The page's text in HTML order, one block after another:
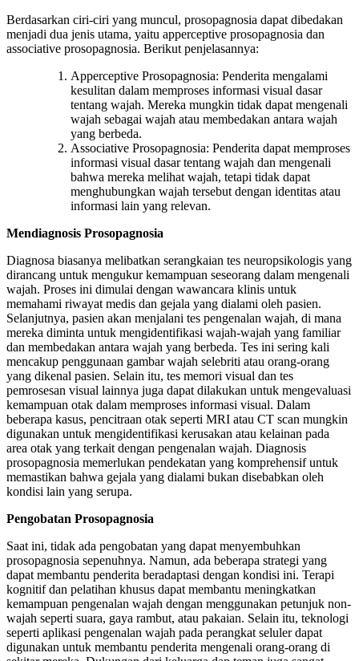
Berdasarkan ciri-ciri yang muncul, prosopagnosia dapat dibedakan
menjadi dua jenis utama, yaitu apperceptive prosopagnosia dan
associative prosopagnosia. Berikut penjelasannya:
Apperceptive Prosopagnosia: Penderita mengalami
kesulitan dalam memproses informasi visual dasar
tentang wajah. Mereka mungkin tidak dapat mengenali
wajah sebagai wajah atau membedakan antara wajah
yang berbeda.
Associative Prosopagnosia: Penderita dapat memproses
informasi visual dasar tentang wajah dan mengenali
bahwa mereka melihat wajah, tetapi tidak dapat
menghubungkan wajah tersebut dengan identitas atau
informasi lain yang relevan.
Mendiagnosis Prosopagnosia
Diagnosa biasanya melibatkan serangkaian tes neuropsikologis yang
dirancang untuk mengukur kemampuan seseorang dalam mengenali
wajah. Proses ini dimulai dengan wawancara klinis untuk
memahami riwayat medis dan gejala yang dialami oleh pasien.
Selanjutnya, pasien akan menjalani tes pengenalan wajah, di mana
mereka diminta untuk mengidentifikasi wajah-wajah yang familiar
dan membedakan antara wajah yang berbeda. Tes ini sering kali
mencakup penggunaan gambar wajah selebriti atau orang-orang
yang dikenal pasien. Selain itu, tes memori visual dan tes
pemrosesan visual lainnya juga dapat dilakukan untuk mengevaluasi
kemampuan otak dalam memproses informasi visual. Dalam
beberapa kasus, pencitraan otak seperti MRI atau CT scan mungkin
digunakan untuk mengidentifikasi kerusakan atau kelainan pada
area otak yang terkait dengan pengenalan wajah. Diagnosis
prosopagnosia memerlukan pendekatan yang komprehensif untuk
memastikan bahwa gejala yang dialami bukan disebabkan oleh
kondisi lain yang serupa.
Pengobatan Prosopagnosia
Saat ini, tidak ada pengobatan yang dapat menyembuhkan
prosopagnosia sepenuhnya. Namun, ada beberapa strategi yang
dapat membantu penderita beradaptasi dengan kondisi ini. Terapi
kognitif dan pelatihan khusus dapat membantu meningkatkan
kemampuan pengenalan wajah dengan menggunakan petunjuk non-
wajah seperti suara, gaya rambut, atau pakaian. Selain itu, teknologi
seperti aplikasi pengenalan wajah pada perangkat seluler dapat
digunakan untuk membantu penderita mengenali orang-orang di